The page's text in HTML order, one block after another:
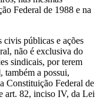
Federal de 1988 e na
civis públicas e ações
não é exclusiva do
sindicais, por terem
também a possui,
Constituição Federal de
art. 82, inciso IV, da Lei